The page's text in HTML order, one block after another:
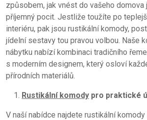
způsobem, jak vnést do vašeho domova
příjemný pocit. Jestliže toužíte po
interiéru, pak jsou rustikální komody,
jídelní sestavy tou pravou volbou. Naše
nábytku nabízí kombinaci tradičního
s moderním designem, který osloví
přírodních materiálů.
Rustikální komody pro praktické
V naší nabídce najdete rustikální